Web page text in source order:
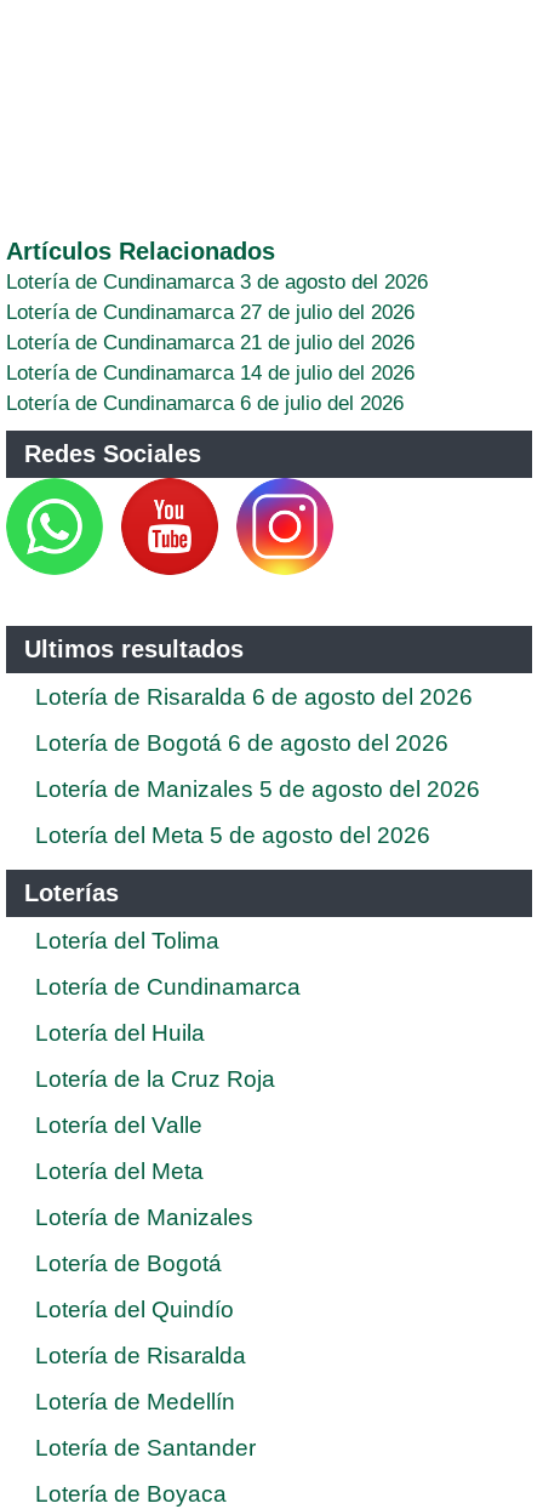
Artículos Relacionados
Lotería de Cundinamarca 3 de agosto del 2026
Lotería de Cundinamarca 27 de julio del 2026
Lotería de Cundinamarca 21 de julio del 2026
Lotería de Cundinamarca 14 de julio del 2026
Lotería de Cundinamarca 6 de julio del 2026
Redes Sociales
Ultimos resultados
Lotería de Risaralda 6 de agosto del 2026
Lotería de Bogotá 6 de agosto del 2026
Lotería de Manizales 5 de agosto del 2026
Lotería del Meta 5 de agosto del 2026
Loterías
Lotería del Tolima
Lotería de Cundinamarca
Lotería del Huila
Lotería de la Cruz Roja
Lotería del Valle
Lotería del Meta
Lotería de Manizales
Lotería de Bogotá
Lotería del Quindío
Lotería de Risaralda
Lotería de Medellín
Lotería de Santander
Lotería de Boyaca